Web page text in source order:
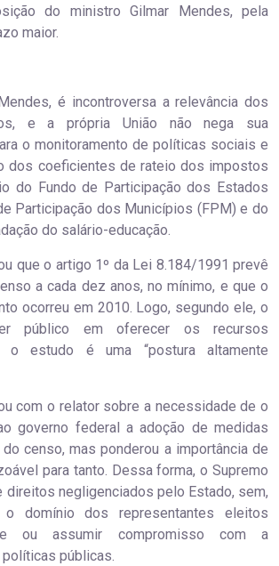
do ministro Gilmar Mendes, pela
maior.
é incontroversa a relevância dos
e a própria União não nega sua
o monitoramento de políticas sociais e
dos coeficientes de rateio dos impostos
do Fundo de Participação dos Estados
Participação dos Municípios (FPM) e do
do salário-educação.
que o artigo 1º da Lei 8.184/1991 prevê
a cada dez anos, no mínimo, e que o
ocorreu em 2010. Logo, segundo ele, o
público em oferecer os recursos
o estudo é uma “postura altamente
com o relator sobre a necessidade de o
governo federal a adoção de medidas
censo, mas ponderou a importância de
para tanto. Dessa forma, o Supremo
direitos negligenciados pelo Estado, sem,
o domínio dos representantes eleitos
ou assumir compromisso com a
públicas.